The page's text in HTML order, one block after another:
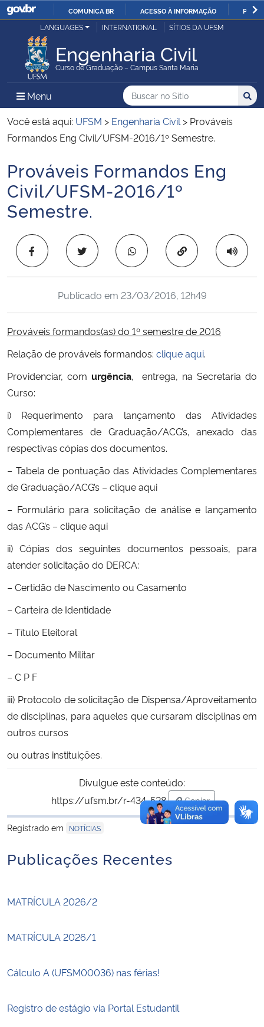
IR
O
COMUNICA BR ACESSO À INFORMAÇÃO
Ministério da Justiça e Segurança Pública
Ministério da Defesa
Ministério das Relações Exteriores
Ministério da Infraestrutura
Ministério da Agricultura, Pecuária e Abastecimento
Ministério da Educação
Ministério de Minas e Energia
Ministério do Meio Ambiente
Ministério do Turismo
Controladoria-Geral da União
Ministério da Mulher, da Família e dos Direitos Humanos
Secretaria-Geral
Secretaria de Governo
Advocacia-Geral da União
Banco Central do Brasil
Planalto
LANGUAGES INTERNATIONAL SÍTIOS DA UFSM
Engenharia Civil
Curso de Graduação – Campus Santa Maria
Menu Menu Principal do Sítio
Busca
Buscar no no Sítio
Busca:
Você está aqui: UFSM > Engenharia Civil > Prováveis
Formandos Eng Civil/UFSM-2016/1º Semestre.
Início do conteúdo
Prováveis Formandos Eng
Civil/UFSM-2016/1º
Semestre.
Copiar para área
Publicado em 23/03/2016, 12h49
Prováveis formandos(as) do 1º semestre de 2016
Relação de prováveis formandos: clique aqui.
Providenciar, com urgência, entrega, na Secretaria do
Curso:
i) Requerimento para lançamento das Atividades
Complementares de Graduação/ACG’s, anexado das
respectivas cópias dos documentos.
– Tabela de pontuação das Atividades Complementares
de Graduação/ACG’s – clique aqui
– Formulário para solicitação de análise e lançamento
das ACG’s – clique aqui
ii) Cópias dos seguintes documentos pessoais, para
atender solicitação do DERCA:
– Certidão de Nascimento ou Casamento
– Carteira de Identidade
– Título Eleitoral
– Documento Militar
– C P F
iii) Protocolo de solicitação de Dispensa/Aproveitamento
de disciplinas, para aqueles que cursaram disciplinas em
outros cursos
ou outras instituições.
Divulgue este conteúdo:
https://ufsm.br/r-434-528
Copiar
para área de
Registrado em
NOTÍCIAS
Publicações Recentes
MATRÍCULA 2026/2
MATRÍCULA 2026/1
Cálculo A (UFSM00036) nas férias!
Registro de estágio via Portal Estudantil